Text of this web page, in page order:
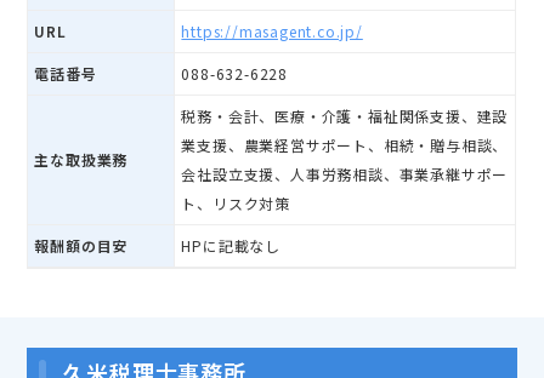
URL https://masagent.co.jp/
電話番号 088-632-6228
主な取扱業務
税務・会計、医療・介護・福祉関係支援、建設
業支援、農業経営サポート、相続・贈与相談、
会社設立支援、人事労務相談、事業承継サポー
ト、リスク対策
報酬額の目安 HPに記載なし
久米税理士事務所